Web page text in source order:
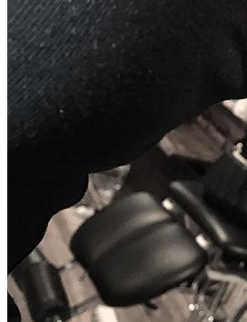
武汉老兵纹身微信
： 服务号：laobingwenshen 订阅
文资讯！精美纹身图案及手稿 纹
问千万素材的微官网，中国最强最